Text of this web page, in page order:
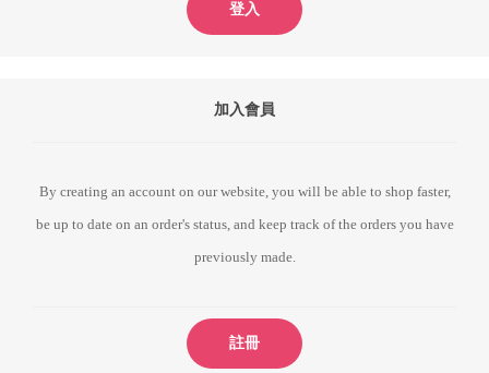
登入
加入會員
By creating an account on our website, you will be able to shop faster,
be up to date on an order's status, and keep track of the orders you have
previously made.
註冊